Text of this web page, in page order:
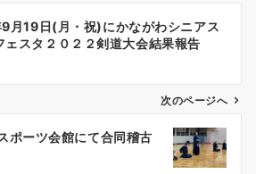
月19日(月・祝)にかながわシニアス
ェスタ２０２２剣道大会結果報告
次のページへ
ーツ会館にて合同稽古